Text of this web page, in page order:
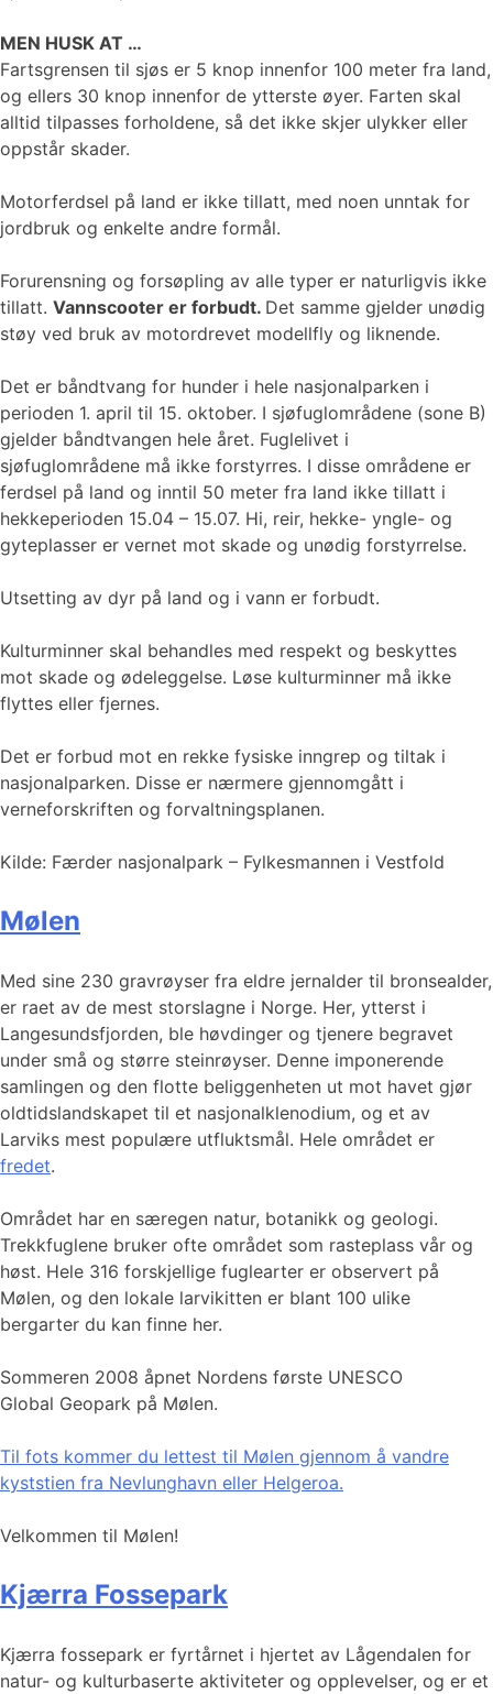
MEN HUSK AT …
Fartsgrensen til sjøs er 5 knop innenfor 100 meter fra land,
og ellers 30 knop innenfor de ytterste øyer. Farten skal
alltid tilpasses forholdene, så det ikke skjer ulykker eller
oppstår skader.
Motorferdsel på land er ikke tillatt, med noen unntak for
jordbruk og enkelte andre formål.
Forurensning og forsøpling av alle typer er naturligvis ikke
tillatt. Vannscooter er forbudt. Det samme gjelder unødig
støy ved bruk av motordrevet modellfly og liknende.
Det er båndtvang for hunder i hele nasjonalparken i
perioden 1. april til 15. oktober. I sjøfuglområdene (sone B)
gjelder båndtvangen hele året. Fuglelivet i
sjøfuglområdene må ikke forstyrres. I disse områdene er
ferdsel på land og inntil 50 meter fra land ikke tillatt i
hekkeperioden 15.04 – 15.07. Hi, reir, hekke- yngle- og
gyteplasser er vernet mot skade og unødig forstyrrelse.
Utsetting av dyr på land og i vann er forbudt.
Kulturminner skal behandles med respekt og beskyttes
mot skade og ødeleggelse. Løse kulturminner må ikke
flyttes eller fjernes.
Det er forbud mot en rekke fysiske inngrep og tiltak i
nasjonalparken. Disse er nærmere gjennomgått i
verneforskriften og forvaltningsplanen.
Kilde: Færder nasjonalpark – Fylkesmannen i Vestfold
Mølen
Med sine 230 gravrøyser fra eldre jernalder til bronsealder,
er raet av de mest storslagne i Norge. Her, ytterst i
Langesundsfjorden, ble høvdinger og tjenere begravet
under små og større steinrøyser. Denne imponerende
samlingen og den flotte beliggenheten ut mot havet gjør
oldtidslandskapet til et nasjonalklenodium, og et av
Larviks mest populære utfluktsmål. Hele området er
fredet.
Området har en særegen natur, botanikk og geologi.
Trekkfuglene bruker ofte området som rasteplass vår og
høst. Hele 316 forskjellige fuglearter er observert på
Mølen, og den lokale larvikitten er blant 100 ulike
bergarter du kan finne her.
Sommeren 2008 åpnet Nordens første UNESCO
Global Geopark på Mølen.
Til fots kommer du lettest til Mølen gjennom å vandre
kyststien fra Nevlunghavn eller Helgeroa.
Velkommen til Mølen!
Kjærra Fossepark
Kjærra fossepark er fyrtårnet i hjertet av Lågendalen for
natur- og kulturbaserte aktiviteter og opplevelser, og er et